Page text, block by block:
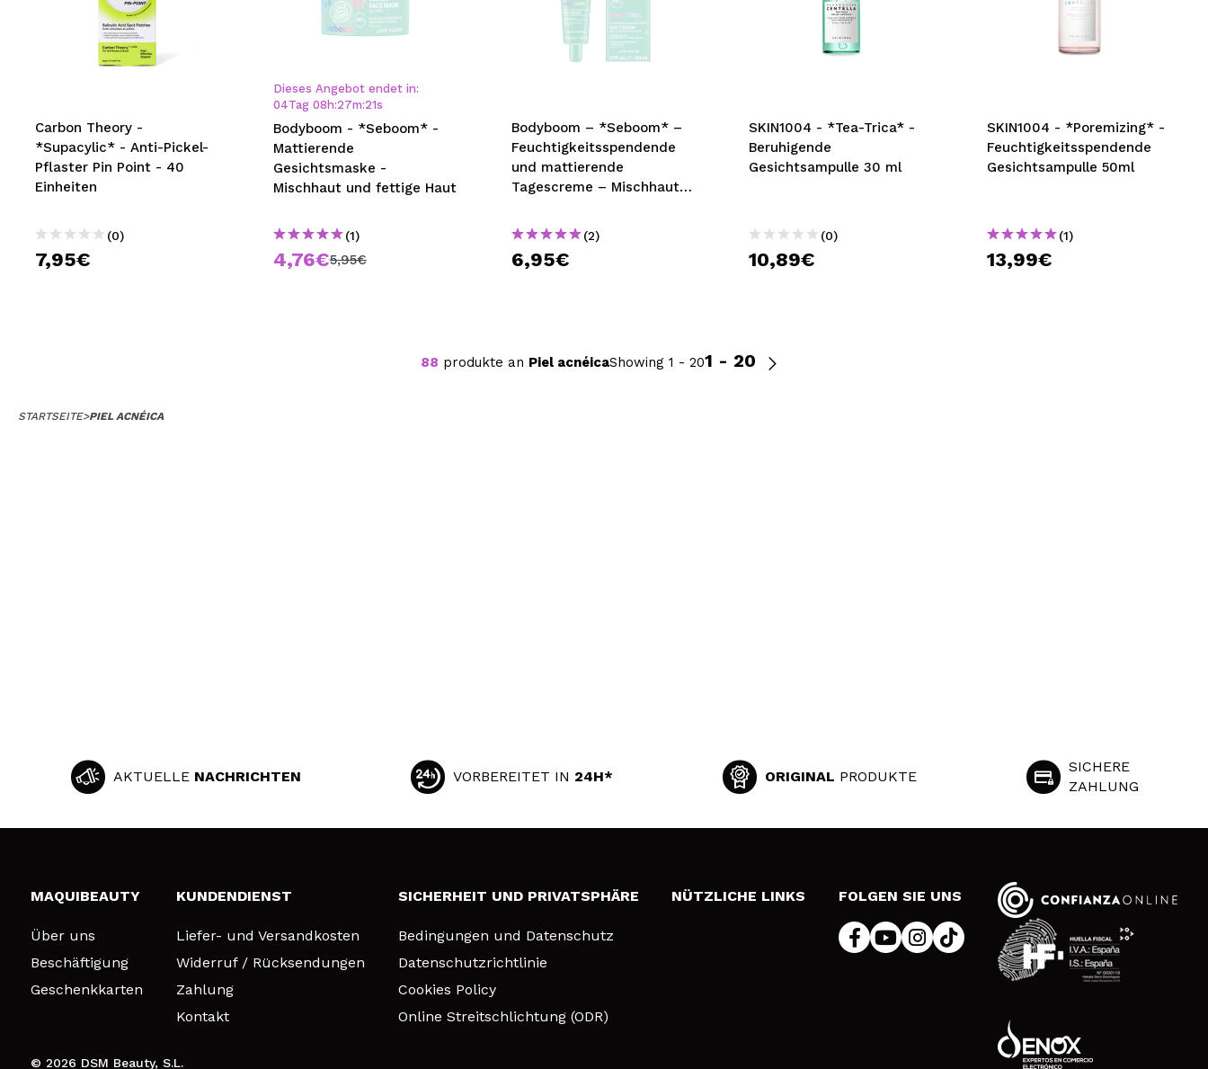
Carbon Theory -
*Supacylic* - Anti-Pickel-
Pflaster Pin Point - 40
Einheiten
(0)
7,95€
Dieses Angebot endet in:
04Tag 08 h:27m:21s
Bodyboom - *Seboom* -
Mattierende
Gesichtsmaske -
Mischhaut und fettige Haut
(1)
4,76€5,95€
Bodyboom – *Seboom* –
Feuchtigkeitsspendende
und mattierende
Tagescreme – Mischhaut
(2)
6,95€
SKIN1004 - *Tea-Trica* -
Beruhigende
Gesichtsampulle 30 ml
(0)
10,89€
SKIN1004 - *Poremizing* -
Feuchtigkeitsspendende
Gesichtsampulle 50ml
(1)
13,99€
88 produkte an Piel acnéicaShowing 1 - 201 - 20
STARTSEITE>PIEL ACNÉICA
AKTUELLE NACHRICHTEN VORBEREITET IN 24H* ORIGINAL PRODUKTE
SICHERE
ZAHLUNG
MAQUIBEAUTY
Über uns
Beschäftigung
Geschenkkarten
KUNDENDIENST
Liefer- und Versandkosten
Widerruf / Rücksendungen
Zahlung
Kontakt
SICHERHEIT UND PRIVATSPHÄRE
Bedingungen und Datenschutz
Datenschutzrichtlinie
Cookies Policy
Online Streitschlichtung (ODR)
NÜTZLICHE LINKS FOLGEN SIE UNS
© 2026 DSM Beauty, S.L.